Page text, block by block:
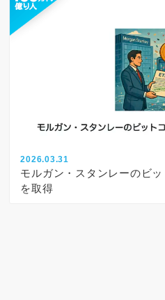
2026.03.31
モルガン・スタンレーのビ
を取得